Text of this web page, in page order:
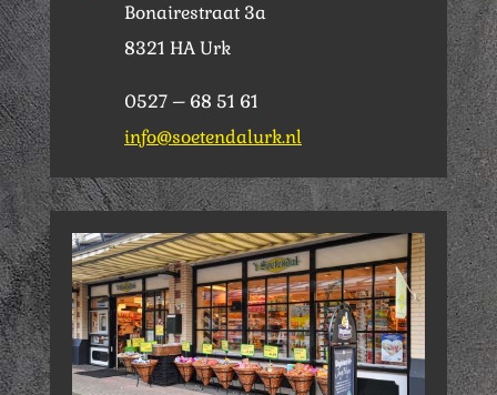
Bonairestraat 3a
8321 HA Urk
0527 – 68 51 61
info@soetendalurk.nl